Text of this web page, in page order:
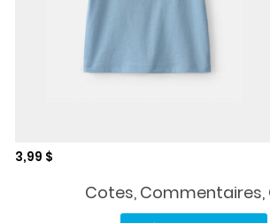
Prix de solde
3,99 $
Cotes, Commentaires,